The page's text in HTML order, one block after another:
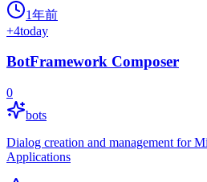
1年前
+4today
BotFramework Composer
0
bots
Dialog creation and management for
Applications